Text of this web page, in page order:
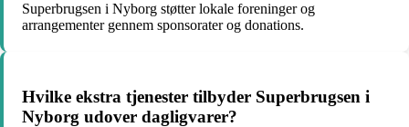
Superbrugsen i Nyborg støtter lokale foreninger og
arrangementer gennem sponsorater og donations.
Hvilke ekstra tjenester tilbyder Superbrugsen i
Nyborg udover dagligvarer?